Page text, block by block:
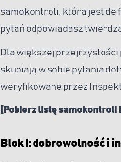
samokontroli, która jest de
pytań odpowiadasz
Dla większej przejrzystości
skupiają w sobie pytania
weryfikowane przez
[Pobierz listę samokontroli
Blok I: dobrowolność i